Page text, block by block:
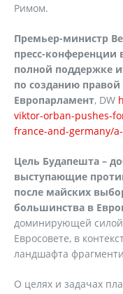
Римом.
Премьер-министр
пресс-конференции
полной поддержке
по созданию
Европарламент, DW
viktor-orban-pushes-
france-and-germany/
Цель Будапешта –
выступающие
после майских
большинства в
доминирующей силой
Евросовете, в
ландшафта
О целях и задачах